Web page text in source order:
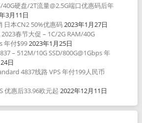
40G硬盘/2T流量@2.5G端口优惠码后年
3月11日
日本CN2 50%优惠码2023年1月27日
春节大促 – 1C/2G RAM/40G
年付$992023年1月25日
– 512M/10G SSD/800G@1Gbps 年
日
4837线路 VPS 年付199人民币
优惠后33.96欧元起 2022年12月11日